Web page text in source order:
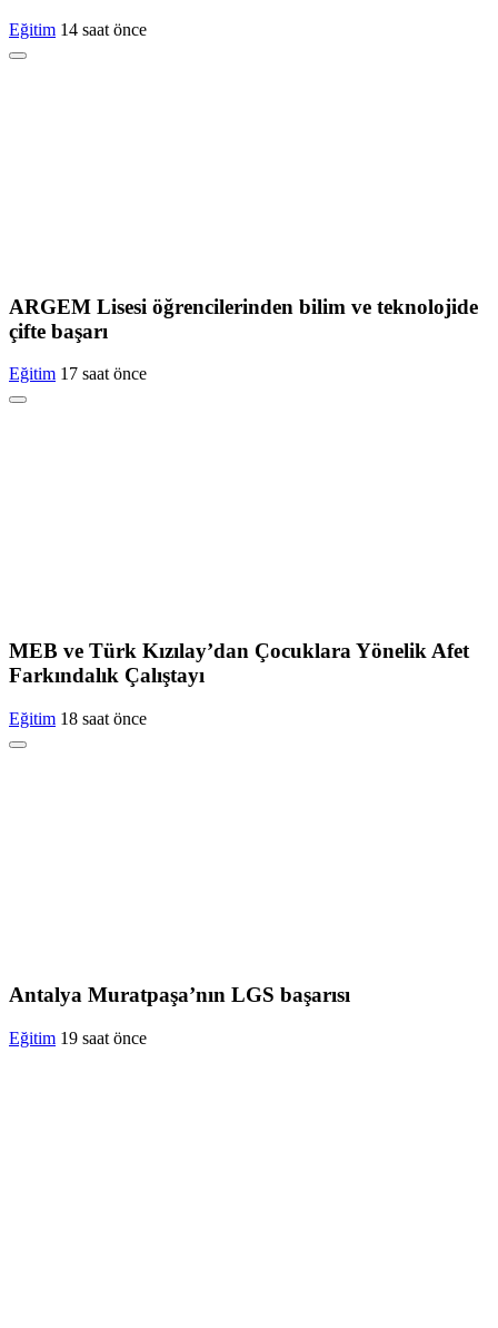
Eğitim 14 saat önce
ARGEM Lisesi öğrencilerinden bilim ve teknolojide
çifte başarı
Eğitim 17 saat önce
MEB ve Türk Kızılay’dan Çocuklara Yönelik Afet
Farkındalık Çalıştayı
Eğitim 18 saat önce
Antalya Muratpaşa’nın LGS başarısı
Eğitim 19 saat önce